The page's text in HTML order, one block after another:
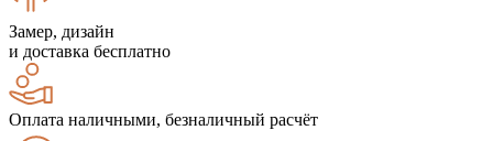
Замер, дизайн
и доставка бесплатно
Оплата наличными, безналичный расчёт